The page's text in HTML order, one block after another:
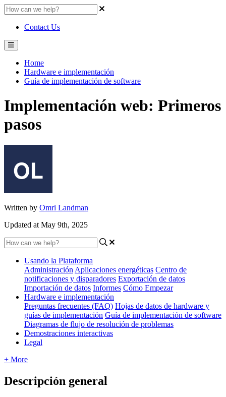
Contact Us
Home
Hardware e implementación
Guía de implementación de software
Implementación web: Primeros
pasos
Written by Omri Landman
Updated at May 9th, 2025
Usando la Plataforma
Administración Aplicaciones energéticas Centro de
notificaciones y disparadores Exportación de datos
Importación de datos Informes Cómo Empezar
Hardware e implementación
Preguntas frecuentes (FAQ) Hojas de datos de hardware y
guías de implementación Guía de implementación de software
Diagramas de flujo de resolución de problemas
Demostraciones interactivas
Legal
+ More
Descripción general